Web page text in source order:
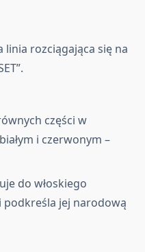
linia rozciągająca się na
części w
i czerwonym –
do włoskiego
jej narodową